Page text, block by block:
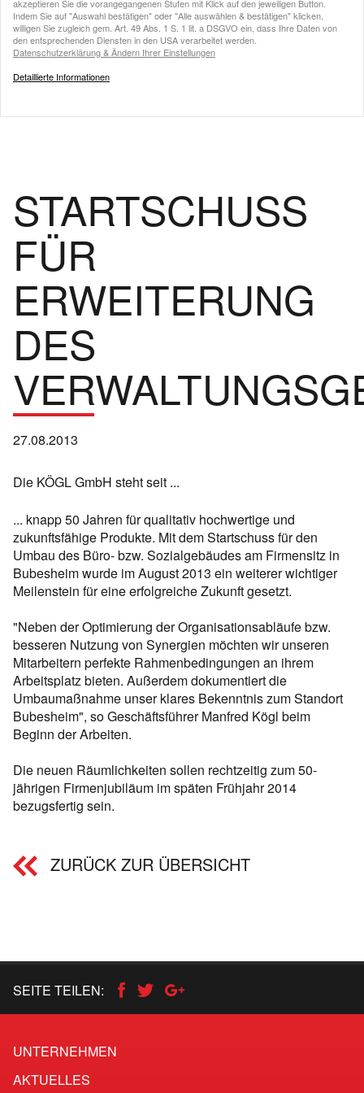
akzeptieren Sie die vorangegangenen Stufen mit Klick auf den jeweiligen Button.
Indem Sie auf "Auswahl bestätigen" oder "Alle auswählen & bestätigen" klicken,
willigen Sie zugleich gem. Art. 49 Abs. 1 S. 1 lit. a DSGVO ein, dass Ihre Daten von
den entsprechenden Diensten in den USA verarbeitet werden.
Datenschutzerklärung & Ändern Ihrer Einstellungen
Detaillierte Informationen
STARTSCHUSS
FÜR
ERWEITERUNG
DES
27.08.2013
Die KÖGL GmbH steht seit ...
... knapp 50 Jahren für qualitativ hochwertige und
zukunftsfähige Produkte. Mit dem Startschuss für den
Umbau des Büro- bzw. Sozialgebäudes am Firmensitz in
Bubesheim wurde im August 2013 ein weiterer wichtiger
Meilenstein für eine erfolgreiche Zukunft gesetzt.
"Neben der Optimierung der Organisationsabläufe bzw.
besseren Nutzung von Synergien möchten wir unseren
Mitarbeitern perfekte Rahmenbedingungen an ihrem
Arbeitsplatz bieten. Außerdem dokumentiert die
Umbaumaßnahme unser klares Bekenntnis zum Standort
Bubesheim", so Geschäftsführer Manfred Kögl beim
Beginn der Arbeiten.
Die neuen Räumlichkeiten sollen rechtzeitig zum 50-
jährigen Firmenjubiläum im späten Frühjahr 2014
bezugsfertig sein.
ZURÜCK ZUR ÜBERSICHT
SEITE TEILEN:
UNTERNEHMEN
AKTUELLES